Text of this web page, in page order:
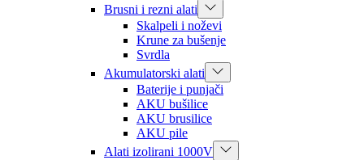
Brusni i rezni alati
Skalpeli i noževi
Krune za bušenje
Svrdla
Akumulatorski alati
Baterije i punjači
AKU bušilice
AKU brusilice
AKU pile
Alati izolirani 1000V